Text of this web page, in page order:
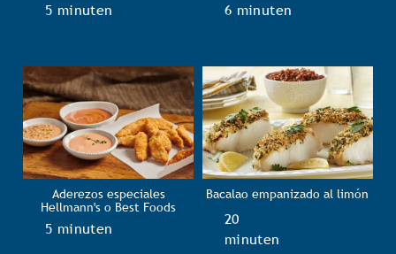
TotalTime
5 minuten TotalTime
6 minuten
Aderezos especiales
Hellmann's o Best Foods
TotalTime
5 minuten
Bacalao empanizado al limón
TotalTime
20
minuten